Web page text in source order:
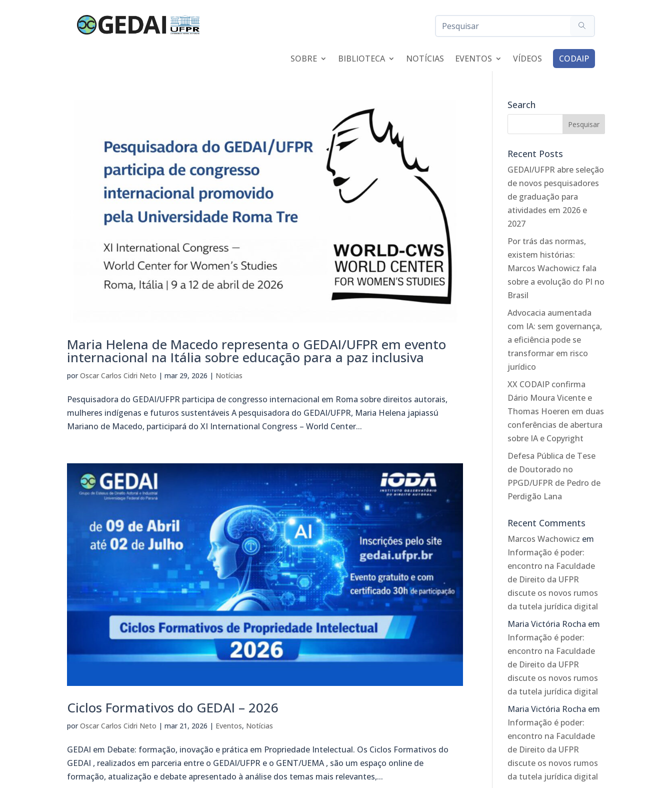
SOBRE BIBLIOTECA NOTÍCIAS EVENTOS VÍDEOS CODAIP
Maria Helena de Macedo representa o GEDAI/UFPR em evento
internacional na Itália sobre educação para a paz inclusiva
porOscar Carlos Cidri Neto |mar 29, 2026 | Notícias
Pesquisadora do GEDAI/UFPR participa de congresso internacional em Roma sobre direitos autorais,
mulheres indígenas e futuros sustentáveis A pesquisadora do GEDAI/UFPR, Maria Helena japiassú
Mariano de Macedo, participará do XI International Congress – World Center...
Ciclos Formativos do GEDAI – 2026
porOscar Carlos Cidri Neto |mar 21, 2026 | Eventos, Notícias
GEDAI em Debate: formação, inovação e prática em Propriedade Intelectual. Os Ciclos Formativos do
GEDAI , realizados em parceria entre o GEDAI/UFPR e o GENT/UEMA , são um espaço online de
formação, atualização e debate apresentado à análise dos temas mais relevantes,...
Search
Recent Posts
GEDAI/UFPR abre seleção
de novos pesquisadores
de graduação para
atividades em 2026 e
2027
Por trás das normas,
existem histórias:
Marcos Wachowicz fala
sobre a evolução do PI no
Brasil
Advocacia aumentada
com IA: sem governança,
a eficiência pode se
transformar em risco
jurídico
XX CODAIP confirma
Dário Moura Vicente e
Thomas Hoeren em duas
conferências de abertura
sobre IA e Copyright
Defesa Pública de Tese
de Doutorado no
PPGD/UFPR de Pedro de
Perdigão Lana
Recent Comments
Marcos Wachowicz em
Informação é poder:
encontro na Faculdade
de Direito da UFPR
discute os novos rumos
da tutela jurídica digital
Maria Victória Rocha em
Informação é poder:
encontro na Faculdade
de Direito da UFPR
discute os novos rumos
da tutela jurídica digital
Maria Victória Rocha em
Informação é poder:
encontro na Faculdade
de Direito da UFPR
discute os novos rumos
da tutela jurídica digital